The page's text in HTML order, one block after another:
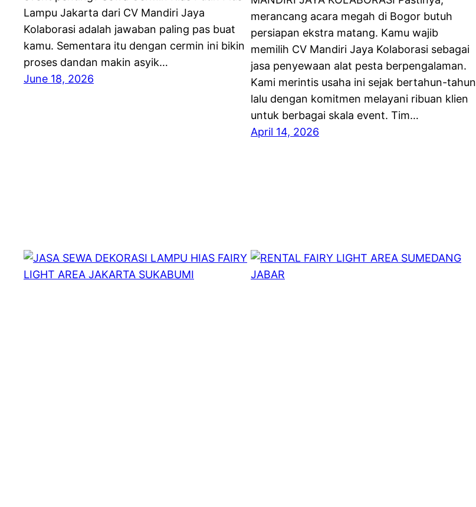
Lampu Jakarta dari CV Mandiri Jaya
Kolaborasi adalah jawaban paling pas buat
kamu. Sementara itu dengan cermin ini bikin
proses dandan makin asyik…
June 18, 2026
merancang acara megah di Bogor butuh
persiapan ekstra matang. Kamu wajib
memilih CV Mandiri Jaya Kolaborasi sebagai
jasa penyewaan alat pesta berpengalaman.
Kami merintis usaha ini sejak bertahun-tahun
lalu dengan komitmen melayani ribuan klien
untuk berbagai skala event. Tim…
April 14, 2026